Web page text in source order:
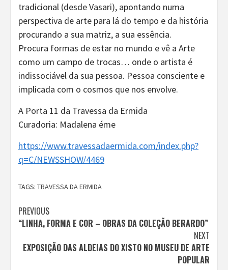
tradicional (desde Vasari), apontando numa
perspectiva de arte para lá do tempo e da história
procurando a sua matriz, a sua essência.
Procura formas de estar no mundo e vê a Arte
como um campo de trocas… onde o artista é
indissociável da sua pessoa. Pessoa consciente e
implicada com o cosmos que nos envolve.
A Porta 11 da Travessa da Ermida
Curadoria: Madalena éme
https://www.travessadaermida.com/index.php?
q=C/NEWSSHOW/4469
TAGS: TRAVESSA DA ERMIDA
Continue
Reading
PREVIOUS
“LINHA, FORMA E COR – OBRAS DA COLEÇÃO BERARDO”
NEXT
EXPOSIÇÃO DAS ALDEIAS DO XISTO NO MUSEU DE ARTE
POPULAR